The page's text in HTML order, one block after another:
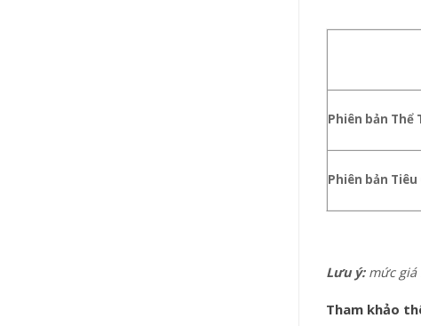
Phiên bản Thể
Phiên bản Tiêu
Lưu ý:mức giá
Tham khảo